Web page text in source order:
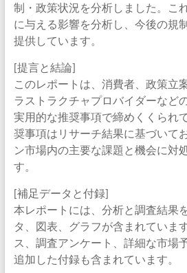
制・政策状況を分析しました。こ
に与える影響を分析し、今後の規
提供しています。
[提言と結論]
このレポートは、消費者、政策立
ラストラクチャプロバイダーなど
実用的な推奨事項で締めくくられ
奨事項はリサーチ結果に基づいて
ン市場内の主要な課題と機会に対
す。
[補足データと付録]
本レポートには、分析と調査結果
タ、図表、グラフが含まれていま
ス、調査アンケート、詳細な市場
追加した付録も含まれています。